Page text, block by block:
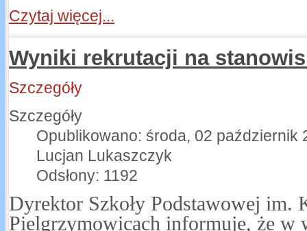
Czytaj więcej...
Wyniki rekrutacji na
Szczegóły
Szczegóły
Opublikowano: środa, 02 październik
Lucjan Lukaszczyk
Odsłony: 1192
Dyrektor Szkoły Podstawowej im.
Pielgrzymowicach informuje, że w